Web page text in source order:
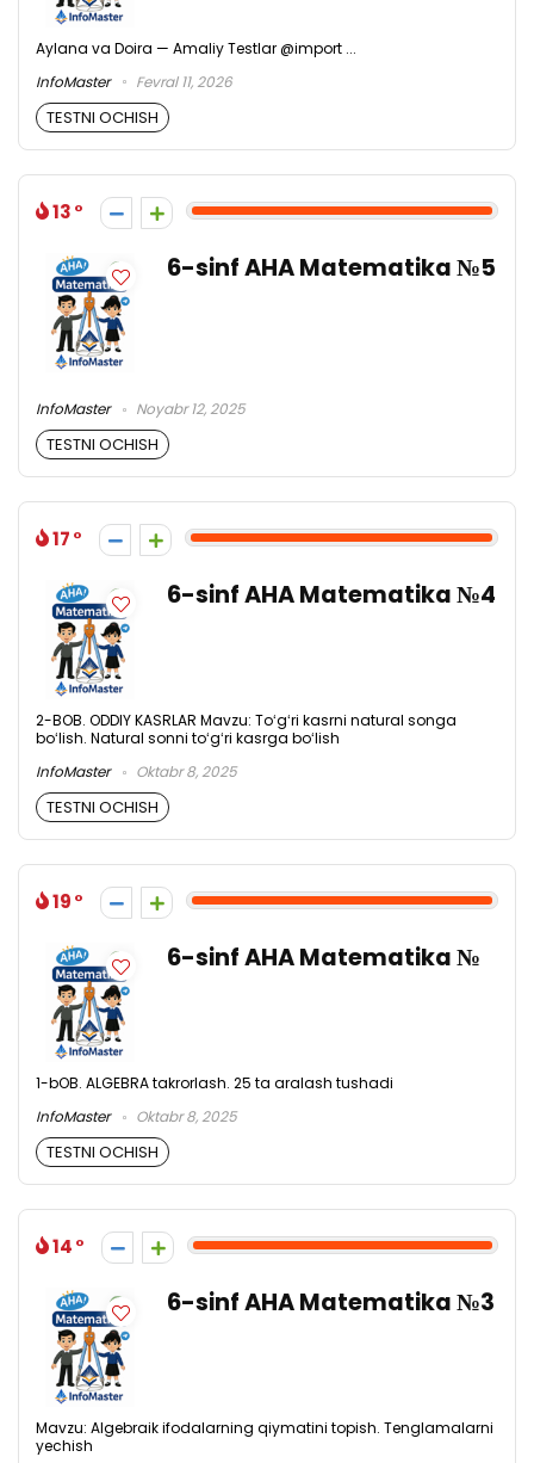
Aylana va Doira — Amaliy Testlar @import ...
InfoMaster
Fevral 11, 2026
TESTNI OCHISH
13
6-sinf AHA Matematika №5
InfoMaster Noyabr 12, 2025
TESTNI OCHISH
17
6-sinf AHA Matematika №4
2-BOB. ODDIY KASRLAR Mavzu: Toʻgʻri kasrni natural songa
boʻlish. Natural sonni toʻgʻri kasrga boʻlish
InfoMaster
Oktabr 8, 2025
TESTNI OCHISH
19
6-sinf AHA Matematika №
1-bOB. ALGEBRA takrorlash. 25 ta aralash tushadi
InfoMaster
Oktabr 8, 2025
TESTNI OCHISH
14
6-sinf AHA Matematika №3
Mavzu: Algebraik ifodalarning qiymatini topish. Tenglamalarni
yechish